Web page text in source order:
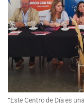
“Este Centro de Día es